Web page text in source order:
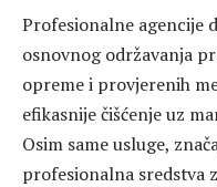
Profesionalne agencije
osnovnog održavanja
opreme i provjerenih
efikasnije čišćenje uz
Osim same usluge,
profesionalna sredstva